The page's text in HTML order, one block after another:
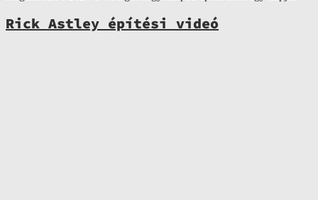
Rick Astley építési videó